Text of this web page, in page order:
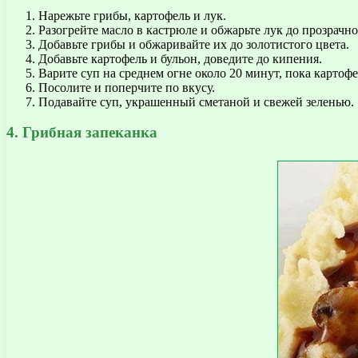
Нарежьте грибы, картофель и лук.
Разогрейте масло в кастрюле и обжарьте лук до
Добавьте грибы и обжаривайте их до золотистого цвета.
Добавьте картофель и бульон, доведите до кипения.
Варите суп на среднем огне около 20 минут, пока
Посолите и поперчите по вкусу.
Подавайте суп, украшенный сметаной и свежей зеленью.
4. Грибная запеканка